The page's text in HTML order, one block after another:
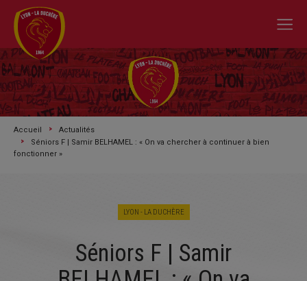
SAISON 2026/2027
Accueil
Actualités
Séniors F | Samir BELHAMEL : « On va chercher à continuer à bien
fonctionner »
LYON - LA DUCHÈRE
Séniors F | Samir